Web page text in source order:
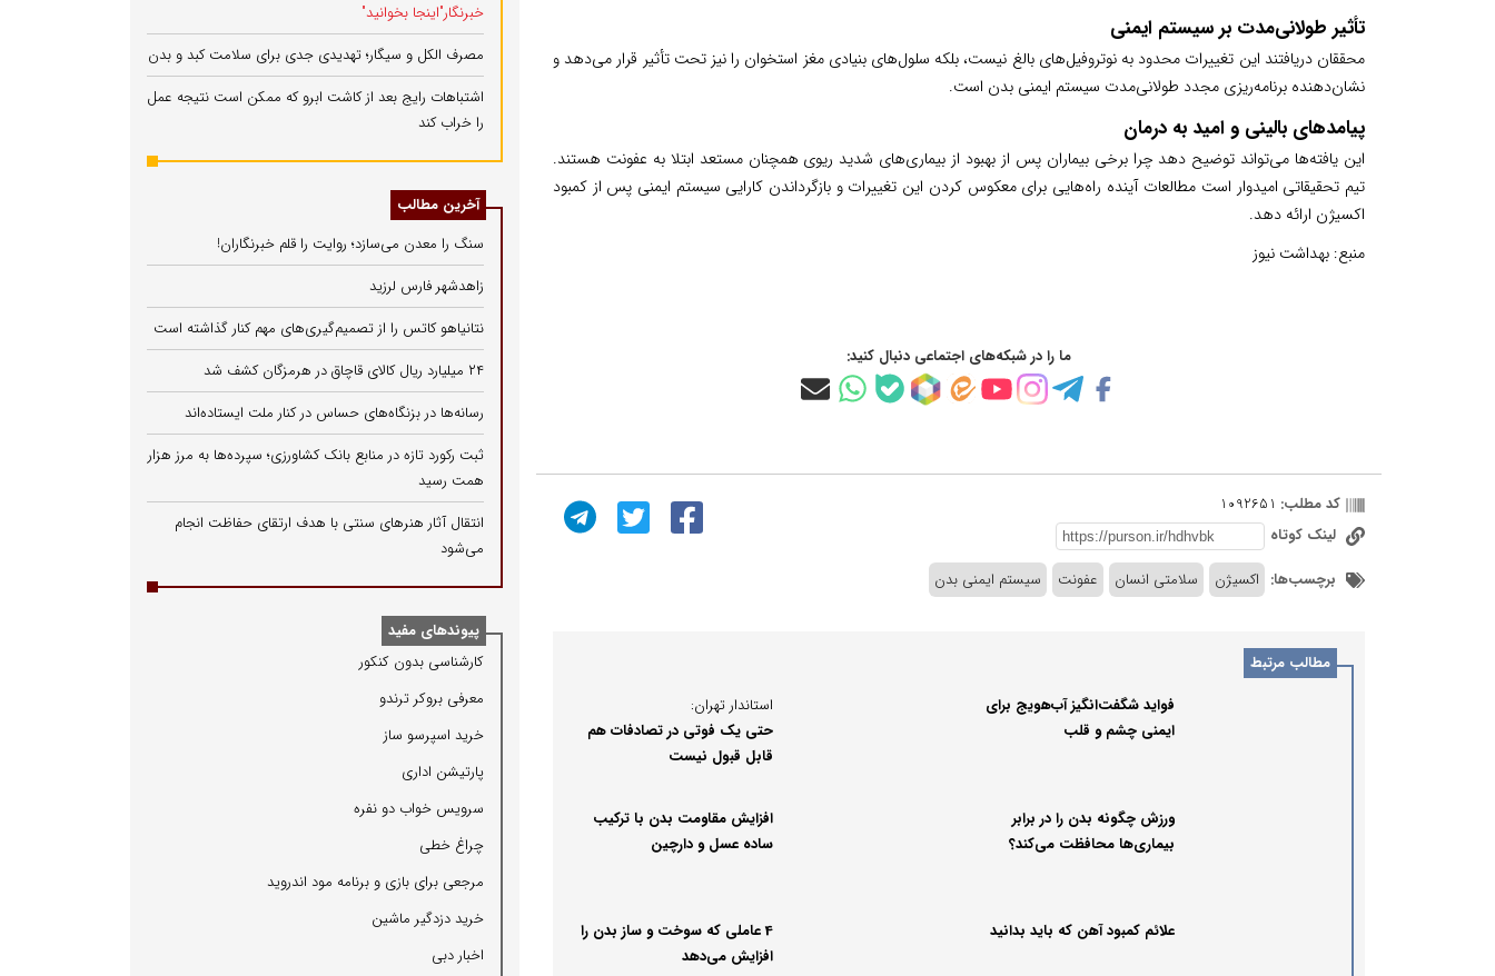
تأثیر طولانی‌مدت بر سیستم ایمنی
محققان دریافتند این تغییرات محدود به نوتروفیل‌های بالغ نیست، بلکه سلول‌های بنیادی مغز استخوان را نیز تحت تأثیر قرار می‌دهد و
نشان‌دهنده برنامه‌ریزی مجدد طولانی‌مدت سیستم ایمنی بدن است.
پیامدهای بالینی و امید به درمان
این یافته‌ها می‌تواند توضیح دهد چرا برخی بیماران پس از بهبود از بیماری‌های شدید ریوی همچنان مستعد ابتلا به عفونت هستند.
تیم تحقیقاتی امیدوار است مطالعات آینده راه‌هایی برای معکوس کردن این تغییرات و بازگرداندن کارایی سیستم ایمنی پس از کمبود
اکسیژن ارائه دهد.
منبع: بهداشت نیوز
ما را در شبکه‌های اجتماعی دنبال کنید:
کد مطلب: 1092651
لینک کوتاه
برچسب‌ها: اکسیژن سلامتی انسان عفونت سیستم ایمنی بدن
مطالب مرتبط
فواید شگفت‌انگیز آب‌هویج برای
ایمنی چشم و قلب
استاندار تهران:
حتی یک فوتی در تصادفات هم
قابل قبول نیست
ورزش چگونه بدن را در برابر
بیماری‌ها محافظت می‌کند؟
افزایش مقاومت بدن با ترکیب
ساده عسل و دارچین
علائم کمبود آهن که باید بدانید
4 عاملی که سوخت و ساز بدن را
افزایش می‌دهد
خبرنگار"اینجا بخوانید"
مصرف الکل و سیگار؛ تهدیدی جدی برای سلامت کبد و بدن
اشتباهات رایج بعد از کاشت ابرو که ممکن است نتیجه عمل
را خراب کند
آخرین مطالب
سنگ را معدن می‌سازد؛ روایت را قلم خبرنگاران!
زاهدشهر فارس لرزید
نتانیاهو کاتس را از تصمیم‌گیری‌های مهم کنار گذاشته است
۲۴ میلیارد ریال کالای قاچاق در هرمزگان کشف شد
رسانه‌ها در بزنگاه‌های حساس در کنار ملت ایستاده‌اند
ثبت رکورد تازه در منابع بانک کشاورزی؛ سپرده‌ها به مرز هزار
همت رسید
انتقال آثار هنرهای سنتی با هدف ارتقای حفاظت انجام
می‌شود
پیوندهای مفید
كارشناسی بدون كنكور
معرفی بروكر ترندو
خرید اسپرسو ساز
پارتیشن اداری
سرویس خواب دو نفره
چراغ خطی
مرجعی برای بازی و برنامه مود اندروید
خرید دزدگیر ماشین
اخبار دبی